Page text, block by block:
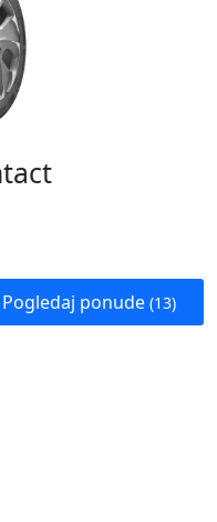
Pogledaj ponude (13)